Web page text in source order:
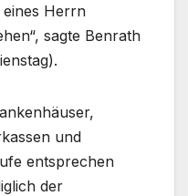
eines Herrn
sagte Benrath
und
entsprechen
der